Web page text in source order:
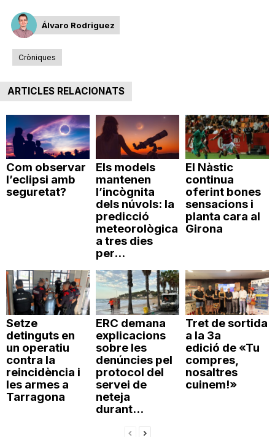
Álvaro Rodriguez
Cròniques
ARTICLES RELACIONATS
Com observar
l’eclipsi amb
seguretat?
Els models
mantenen
l’incògnita
dels núvols: la
predicció
meteorològica
a tres dies
per...
El Nàstic
continua
oferint bones
sensacions i
planta cara al
Girona
Setze
detinguts en
un operatiu
contra la
reincidència i
les armes a
Tarragona
ERC demana
explicacions
sobre les
denúncies pel
protocol del
servei de
neteja
durant...
Tret de sortida
a la 3a
edició de «Tu
compres,
nosaltres
cuinem!»